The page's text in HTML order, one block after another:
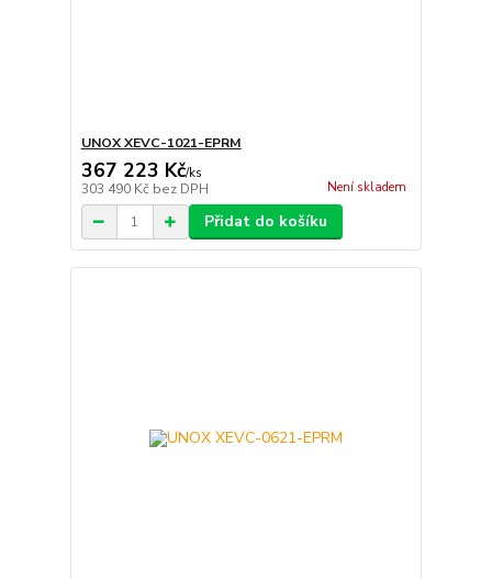
UNOX XEVC-1021-EPRM
367 223 Kč/ks
303 490 Kč bez DPH Není skladem
Přidat do košíku